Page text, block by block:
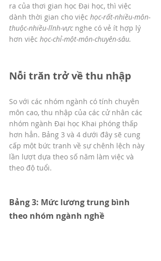
ra của thơi gian học Đại học, thì việc
dành thời gian cho việc học-rất-nhiều-môn-
thuộc-nhiều-lĩnh-vực nghe có vẻ ít hợp lý
hơn việc học-chỉ-một-môn-chuyên-sâu.
Nỗi trăn trở về thu nhập
So với các nhóm ngành có tính chuyên
môn cao, thu nhập của các cử nhân các
nhóm ngành Đại học Khai phóng thấp
hơn hẳn. Bảng 3 và 4 dưới đây sẽ cung
cấp một bức tranh về sự chênh lệch này
lần lượt dựa theo số năm làm việc và
theo độ tuổi.
Bảng 3: Mức lương trung bình
theo nhóm ngành nghề